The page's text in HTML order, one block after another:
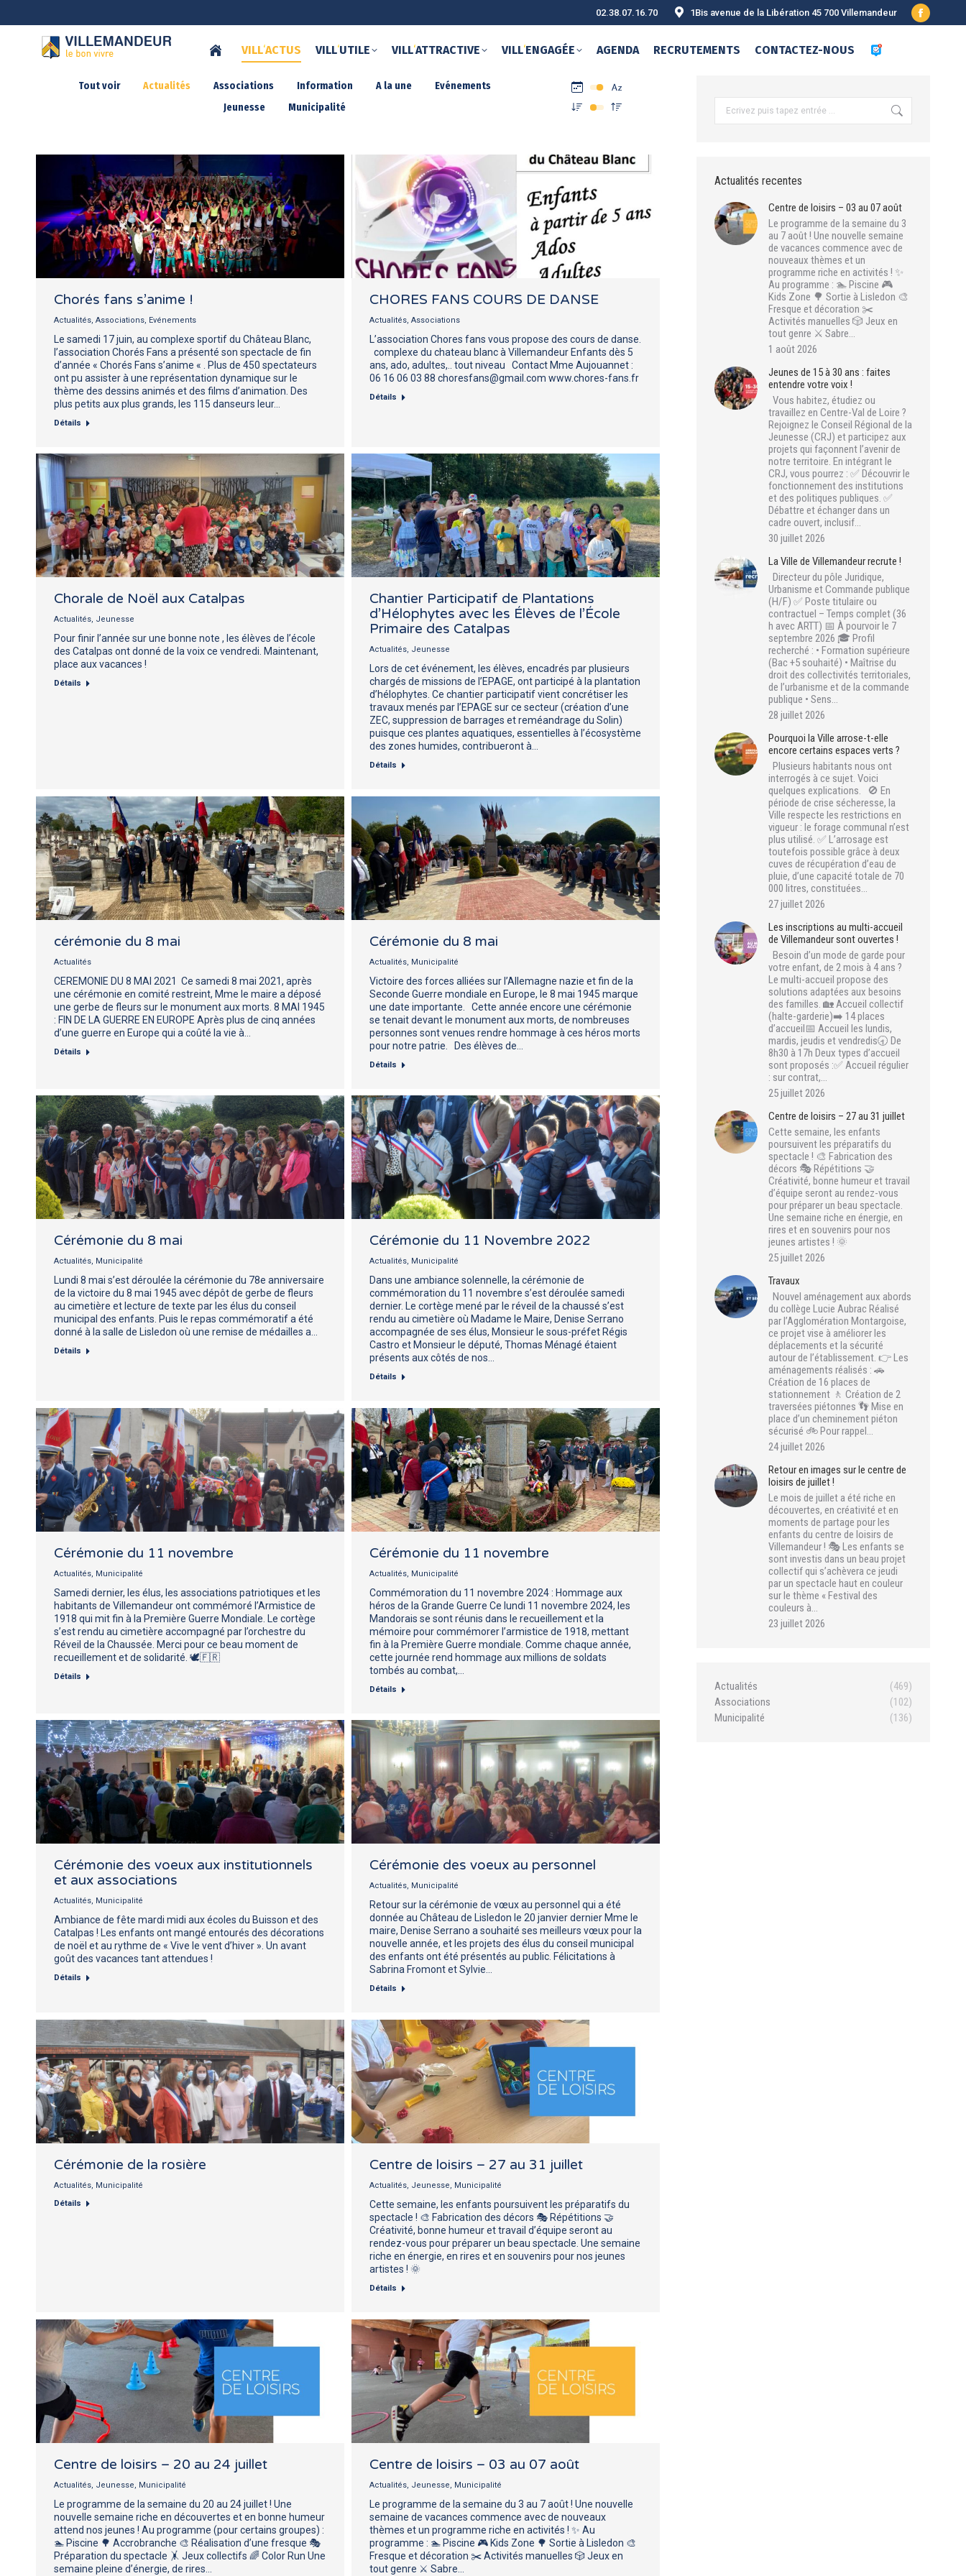
02.38.07.16.70 1Bis avenue de la Libération 45 700 Villemandeur
Facebook
VILL‘ACTUS VILL‘UTILE VILL‘ATTRACTIVE VILL‘ENGAGÉE AGENDA RECRUTEMENTS CONTACTEZ-NOUS
Tout voir Actualités Associations Information A la une
Evénements
Jeunesse
Municipalité
Chorés fans s’anime !
Actualités Associations Evénements
Le samedi 17 juin, au complexe sportif du Château Blanc,
l’association Chorés Fans a présenté son spectacle de fin
d’année « Chorés Fans s’anime « . Plus de 450 spectateurs
ont pu assister à une représentation dynamique sur le
thème des dessins animés et des films d’animation. Des
plus petits aux plus grands, les 115 danseurs leur…
Détails
CHORES FANS COURS DE DANSE
Actualités Associations
L’association Chores fans vous propose des cours de danse.
complexe du chateau blanc à Villemandeur Enfants dès 5
ans, ado, adultes,.. tout niveau Contact Mme Aujouannet :
06 16 06 03 88 choresfans@gmail.com www.chores-fans.fr
Détails
Chorale de Noël aux Catalpas
Actualités Jeunesse
Pour finir l’année sur une bonne note , les élèves de l’école
des Catalpas ont donné de la voix ce vendredi. Maintenant,
place aux vacances !
Détails
Chantier Participatif de Plantations
d’Hélophytes avec les Élèves de l’École
Primaire des Catalpas
Actualités Jeunesse
Lors de cet événement, les élèves, encadrés par plusieurs
chargés de missions de l’EPAGE, ont participé à la plantation
d’hélophytes. Ce chantier participatif vient concrétiser les
travaux menés par l’EPAGE sur ce secteur (création d’une
ZEC, suppression de barrages et reméandrage du Solin)
puisque ces plantes aquatiques, essentielles à l’écosystème
des zones humides, contribueront à…
Détails
cérémonie du 8 mai
Actualités
CEREMONIE DU 8 MAI 2021 Ce samedi 8 mai 2021, après
une cérémonie en comité restreint, Mme le maire a déposé
une gerbe de fleurs sur le monument aux morts. 8 MAI 1945
: FIN DE LA GUERRE EN EUROPE Après plus de cinq années
d’une guerre en Europe qui a coûté la vie à…
Détails
Cérémonie du 8 mai
Actualités Municipalité
Victoire des forces alliées sur l’Allemagne nazie et fin de la
Seconde Guerre mondiale en Europe, le 8 mai 1945 marque
une date importante. Cette année encore une cérémonie
se tenait devant le monument aux morts, de nombreuses
personnes sont venues rendre hommage à ces héros morts
pour notre patrie. Des élèves de…
Détails
Cérémonie du 8 mai
Actualités Municipalité
Lundi 8 mai s’est déroulée la cérémonie du 78e anniversaire
de la victoire du 8 mai 1945 avec dépôt de gerbe de fleurs
au cimetière et lecture de texte par les élus du conseil
municipal des enfants. Puis le repas commémoratif a été
donné à la salle de Lisledon où une remise de médailles a…
Détails
Cérémonie du 11 Novembre 2022
Actualités Municipalité
Dans une ambiance solennelle, la cérémonie de
commémoration du 11 novembre s’est déroulée samedi
dernier. Le cortège mené par le réveil de la chaussé s’est
rendu au cimetière où Madame le Maire, Denise Serrano
accompagnée de ses élus, Monsieur le sous-préfet Régis
Castro et Monsieur le député, Thomas Ménagé étaient
présents aux côtés de nos…
Détails
Cérémonie du 11 novembre
Actualités Municipalité
Samedi dernier, les élus, les associations patriotiques et les
habitants de Villemandeur ont commémoré l’Armistice de
1918 qui mit fin à la Première Guerre Mondiale. Le cortège
s’est rendu au cimetière accompagné par l’orchestre du
Réveil de la Chaussée. Merci pour ce beau moment de
recueillement et de solidarité. 🕊️🇫🇷
Détails
Cérémonie du 11 novembre
Actualités Municipalité
Commémoration du 11 novembre 2024 : Hommage aux
héros de la Grande Guerre Ce lundi 11 novembre 2024, les
Mandorais se sont réunis dans le recueillement et la
mémoire pour commémorer l’armistice de 1918, mettant
fin à la Première Guerre mondiale. Comme chaque année,
cette journée rend hommage aux millions de soldats
tombés au combat,…
Détails
Cérémonie des voeux aux institutionnels
et aux associations
Actualités Municipalité
Ambiance de fête mardi midi aux écoles du Buisson et des
Catalpas ! Les enfants ont mangé entourés des décorations
de noël et au rythme de « Vive le vent d’hiver ». Un avant
goût des vacances tant attendues !
Détails
Cérémonie des voeux au personnel
Actualités Municipalité
Retour sur la cérémonie de vœux au personnel qui a été
donnée au Château de Lisledon le 20 janvier dernier Mme le
maire, Denise Serrano a souhaité ses meilleurs vœux pour la
nouvelle année, et les projets des élus du conseil municipal
des enfants ont été présentés au public. Félicitations à
Sabrina Fromont et Sylvie…
Détails
Cérémonie de la rosière
Actualités Municipalité
Détails
Centre de loisirs – 27 au 31 juillet
Actualités Jeunesse Municipalité
Cette semaine, les enfants poursuivent les préparatifs du
spectacle ! 🎨 Fabrication des décors 🎭 Répétitions 🤝
Créativité, bonne humeur et travail d’équipe seront au
rendez-vous pour préparer un beau spectacle. Une semaine
riche en énergie, en rires et en souvenirs pour nos jeunes
artistes ! 🌞
Détails
Centre de loisirs – 20 au 24 juillet
Actualités Jeunesse Municipalité
Le programme de la semaine du 20 au 24 juillet ! Une
nouvelle semaine riche en découvertes et en bonne humeur
attend nos jeunes ! Au programme (pour certains groupes) :
🏊 Piscine 🌳 Accrobranche 🎨 Réalisation d’une fresque 🎭
Préparation du spectacle 🤸 Jeux collectifs 🌈 Color Run Une
semaine pleine d’énergie, de rires…
Centre de loisirs – 03 au 07 août
Actualités Jeunesse Municipalité
Le programme de la semaine du 3 au 7 août ! Une nouvelle
semaine de vacances commence avec de nouveaux
thèmes et un programme riche en activités ! ✨ Au
programme : 🏊 Piscine 🎮 Kids Zone 🌳 Sortie à Lisledon 🎨
Fresque et décoration ✂️ Activités manuelles 🎲 Jeux en
tout genre ⚔️ Sabre…
Actualités recentes
Centre de loisirs – 03 au 07 août
Le programme de la semaine du 3
au 7 août ! Une nouvelle semaine
de vacances commence avec de
nouveaux thèmes et un
programme riche en activités ! ✨
Au programme : 🏊 Piscine 🎮
Kids Zone 🌳 Sortie à Lisledon 🎨
Fresque et décoration ✂️
Activités manuelles 🎲 Jeux en
tout genre ⚔️ Sabre…
1 août 2026
Jeunes de 15 à 30 ans : faites
entendre votre voix !
Vous habitez, étudiez ou
travaillez en Centre-Val de Loire ?
Rejoignez le Conseil Régional de la
Jeunesse (CRJ) et participez aux
projets qui façonnent l’avenir de
notre territoire. En intégrant le
CRJ, vous pourrez : ✅ Découvrir le
fonctionnement des institutions
et des politiques publiques. ✅
Débattre et échanger dans un
cadre ouvert, inclusif…
30 juillet 2026
La Ville de Villemandeur recrute !
Directeur du pôle Juridique,
Urbanisme et Commande publique
(H/F) ✅ Poste titulaire ou
contractuel – Temps complet (36
h avec ARTT) 📅 À pourvoir le 7
septembre 2026 🎓 Profil
recherché : • Formation supérieure
(Bac +5 souhaité) • Maîtrise du
droit des collectivités territoriales,
de l’urbanisme et de la commande
publique • Sens…
28 juillet 2026
Pourquoi la Ville arrose-t-elle
encore certains espaces verts ?
Plusieurs habitants nous ont
interrogés à ce sujet. Voici
quelques explications. 🚫 En
période de crise sécheresse, la
Ville respecte les restrictions en
vigueur : le forage communal n’est
plus utilisé. ✅ L’arrosage est
toutefois possible grâce à deux
cuves de récupération d’eau de
pluie, d’une capacité totale de 70
000 litres, constituées…
27 juillet 2026
Les inscriptions au multi-accueil
de Villemandeur sont ouvertes !
Besoin d’un mode de garde pour
votre enfant, de 2 mois à 4 ans ?
Le multi-accueil propose des
solutions adaptées aux besoins
des familles. 🏡 Accueil collectif
(halte-garderie)➡️ 14 places
d’accueil📅 Accueil les lundis,
mardis, jeudis et vendredis🕣 De
8h30 à 17h Deux types d’accueil
sont proposés :✅ Accueil régulier
: sur contrat,…
25 juillet 2026
Centre de loisirs – 27 au 31 juillet
Cette semaine, les enfants
poursuivent les préparatifs du
spectacle ! 🎨 Fabrication des
décors 🎭 Répétitions 🤝
Créativité, bonne humeur et travail
d’équipe seront au rendez-vous
pour préparer un beau spectacle.
Une semaine riche en énergie, en
rires et en souvenirs pour nos
jeunes artistes ! 🌞
25 juillet 2026
Travaux
Nouvel aménagement aux abords
du collège Lucie Aubrac Réalisé
par l’Agglomération Montargoise,
ce projet vise à améliorer les
déplacements et la sécurité
autour de l’établissement. 👉 Les
aménagements réalisés : 🚗
Création de 16 places de
stationnement 🚶 Création de 2
traversées piétonnes 👣 Mise en
place d’un cheminement piéton
sécurisé 🚲 Pour rappel…
24 juillet 2026
Retour en images sur le centre de
loisirs de juillet !
Le mois de juillet a été riche en
découvertes, en créativité et en
moments de partage pour les
enfants du centre de loisirs de
Villemandeur ! 🎭 Les enfants se
sont investis dans un beau projet
collectif qui s’achèvera ce jeudi
par un spectacle haut en couleur
sur le thème « Festival des
couleurs à…
23 juillet 2026
Actualités
(469)
Associations
(102)
Municipalité
(136)